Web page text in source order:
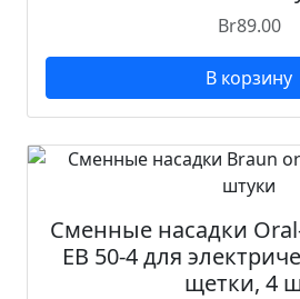
Br89.00
В корзину
Сменные насадки
EB 50-4 для
щетки, 4